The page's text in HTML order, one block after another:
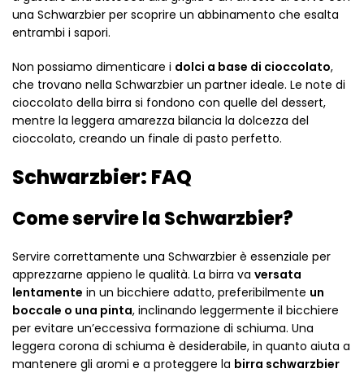
una Schwarzbier per scoprire un abbinamento che esalta
entrambi i sapori.
Non possiamo dimenticare i dolci a base di cioccolato,
che trovano nella Schwarzbier un partner ideale. Le note di
cioccolato della birra si fondono con quelle del dessert,
mentre la leggera amarezza bilancia la dolcezza del
cioccolato, creando un finale di pasto perfetto.
Schwarzbier: FAQ
Come servire la Schwarzbier?
Servire correttamente una Schwarzbier è essenziale per
apprezzarne appieno le qualità. La birra va versata
lentamente in un bicchiere adatto, preferibilmente un
boccale o una pinta, inclinando leggermente il bicchiere
per evitare un’eccessiva formazione di schiuma. Una
leggera corona di schiuma è desiderabile, in quanto aiuta a
mantenere gli aromi e a proteggere la birra schwarzbier